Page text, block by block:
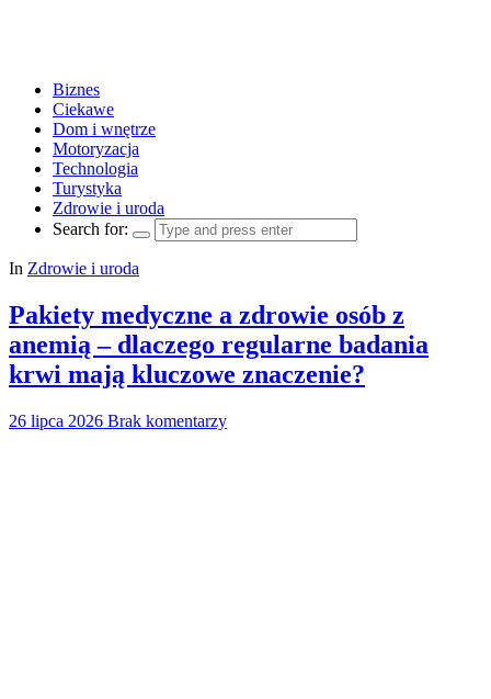
Biznes
Ciekawe
Dom i wnętrze
Motoryzacja
Technologia
Turystyka
Zdrowie i uroda
Search for:
In Zdrowie i uroda
Pakiety medyczne a zdrowie osób z
anemią – dlaczego regularne badania
krwi mają kluczowe znaczenie?
26 lipca 2026 Brak komentarzy